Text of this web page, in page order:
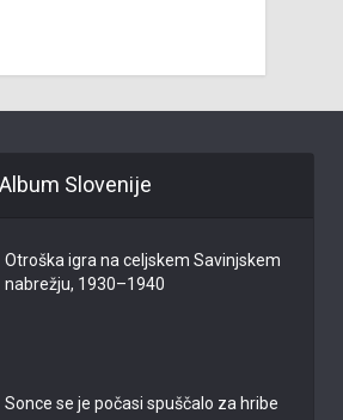
Album Slovenije
Otroška igra na celjskem Savinjskem
nabrežju, 1930–1940
Sonce se je počasi spuščalo za hribe